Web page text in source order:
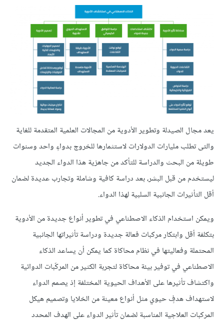
يعد مجال الصيدلة وتطوير الأدوية من المجالات العلمية المتقدمة للغاية
والتى تطلب مليارات الدولارات لاستثمارها للخروج بدواءٍ واحد وسنوات
طويلة من البحث والدراسة للتأكد من جاهزية هذا الدواء الجديد
ليستخدم من قبل البشر، بعد دراسة كافية وشاملة وتجارب عديدة لضمان
أقل التأثيرات الجانبية السلبية لهذا الدواء.
ويمكن استخدام الذكاء الاصطناعي في تطوير أنواع جديدة من الأدوية
بتكلفة أقل وابتكار مركبات فعالة جديدة ودراسة تأثيراتها الجانبية
المحتملة وفعاليتها في نظام محاكاة كما يمكن أن يساعد الذكاء
الاصطناعي في توفير بيئة محاكاة لتجربة الكثير من المركّبات الدوائية
واكتشاف تأثيرها على الأهداف الحيوية المختلفة إذ يصمم الدواء
لاستهداف هدفٍ حيوي مثل أنواع معينة من الخلايا وتصميم هيكل
المركبات العلاجية المناسبة لضمان تأثير الدواء على الهدف المحدد